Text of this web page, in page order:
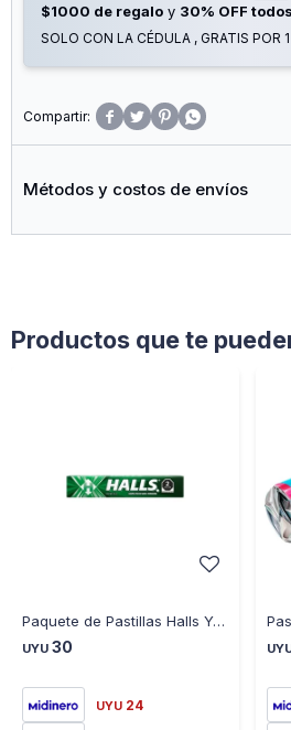
$1000 de regalo y 30% OFF
SOLO CON LA CÉDULA , GRATIS POR
   
Métodos y costos de envíos
Productos que te
Paquete de Pastillas Halls Yerbabuena 25.2GR
UYU 30
UYU 24